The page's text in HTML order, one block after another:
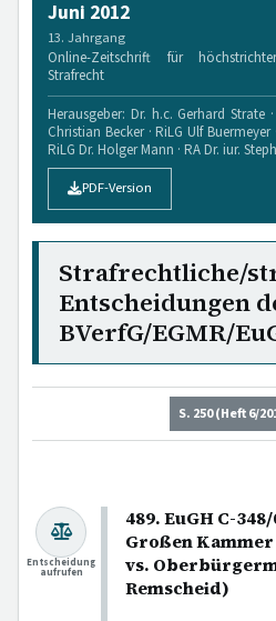
Juni 2012
13. Jahrgang
Online-Zeitschrift für
Strafrecht
Herausgeber: Dr. h.c. Gerhard Strate
Christian Becker · RiLG Ulf Buermeyer
RiLG Dr. Holger Mann · RA Dr. iur.
PDF-Version
Strafrechtliche/
Entscheidungen
BVerfG/EGMR/
S. 250 (Heft 6/
489. EuGH C-
Großen Kammer
vs.
Remscheid)
Entscheidung
aufrufen